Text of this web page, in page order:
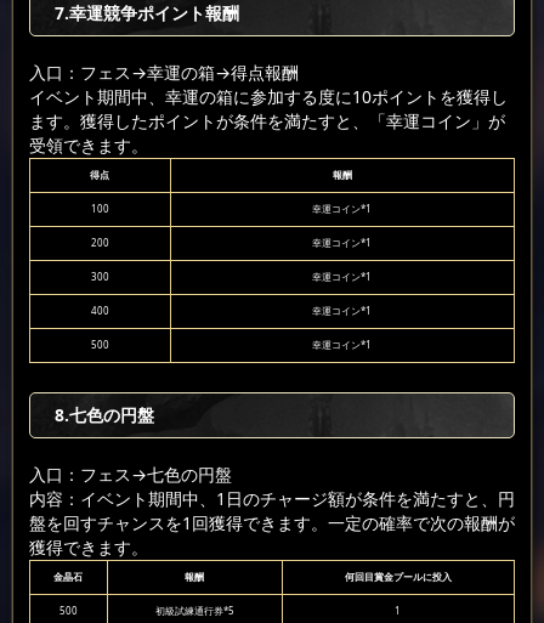
7.幸運競争ポイント報酬
入口：フェス→幸運の箱→得点報酬
イベント期間中、幸運の箱に参加する度に10ポイントを獲得し
ます。獲得したポイントが条件を満たすと、「幸運コイン」が
受領できます。
得点 報酬
100 幸運コイン*1
200 幸運コイン*1
300 幸運コイン*1
400 幸運コイン*1
500 幸運コイン*1
8.七色の円盤
入口：フェス→七色の円盤
内容：イベント期間中、1日のチャージ額が条件を満たすと、円
盤を回すチャンスを1回獲得できます。一定の確率で次の報酬が
獲得できます。
金晶石 報酬 何回目賞金プールに投入
500 初級試練通行券*5 1